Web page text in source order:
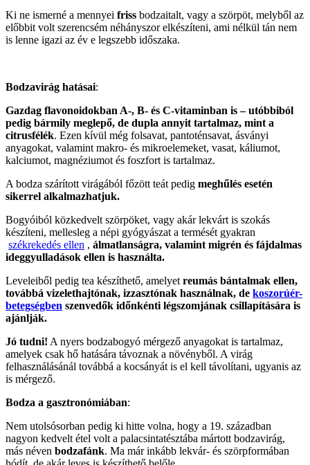
Ki ne ismerné a mennyei friss bodzaitalt, vagy a szörpöt, melyből az
előbbit volt szerencsém néhányszor elkészíteni, ami nélkül tán nem
is lenne igazi az év e legszebb időszaka.
Bodzavirág hatásai:
Gazdag flavonoidokban A-, B- és C-vitaminban is – utóbbiból
pedig bármily meglepő, de dupla annyit tartalmaz, mint a
citrusfélék. Ezen kívül még folsavat, pantoténsavat, ásványi
anyagokat, valamint makro- és mikroelemeket, vasat, káliumot,
kalciumot, magnéziumot és foszfort is tartalmaz.
A bodza szárított virágából főzött teát pedig meghűlés esetén
sikerrel alkalmazhatjuk.
Bogyóiból közkedvelt szörpöket, vagy akár lekvárt is szokás
készíteni, mellesleg a népi gyógyászat a termését gyakran
székrekedés ellen , álmatlanságra, valamint migrén és fájdalmas
ideggyulladások ellen is használta.
Leveleiből pedig tea készíthető, amelyet reumás bántalmak ellen,
továbbá vizelethajtónak, izzasztónak használnak, de koszorúér-
betegségben szenvedők időnkénti légszomjának csillapítására is
ajánlják.
Jó tudni! A nyers bodzabogyó mérgező anyagokat is tartalmaz,
amelyek csak hő hatására távoznak a növényből. A virág
felhasználásánál továbbá a kocsányát is el kell távolítani, ugyanis az
is mérgező.
Bodza a gasztronómiában:
Nem utolsósorban pedig ki hitte volna, hogy a 19. században
nagyon kedvelt étel volt a palacsintatésztába mártott bodzavirág,
más néven bodzafánk. Ma már inkább lekvár- és szörpformában